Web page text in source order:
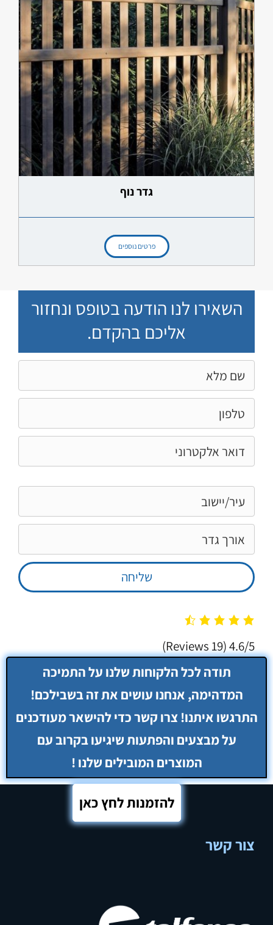
גדר נוף
פרטים נוספים
השאירו לנו הודעה בטופס ונחזור
אליכם בהקדם.
4.6/5
(19 Reviews)
צור קשר
להזמנות לחץ כאן